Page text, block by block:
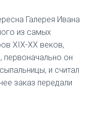
Галерея Ивана
из самых
XIX-XX веков,
первоначально он
и считал
заказ передали